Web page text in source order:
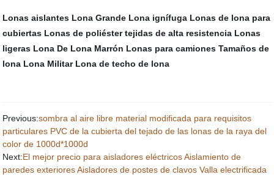
Lonas aislantes Lona Grande Lona ignífuga Lonas de lona para
cubiertas Lonas de poliéster tejidas de alta resistencia Lonas
ligeras Lona De Lona Marrón Lonas para camiones Tamaños de
lona Lona Militar Lona de techo de lona
Previous:sombra al aire libre material modificada para requisitos
particulares PVC de la cubierta del tejado de las lonas de la raya del
color de 1000d*1000d
Next:El mejor precio para aisladores eléctricos Aislamiento de
paredes exteriores Aisladores de postes de clavos Valla electrificada